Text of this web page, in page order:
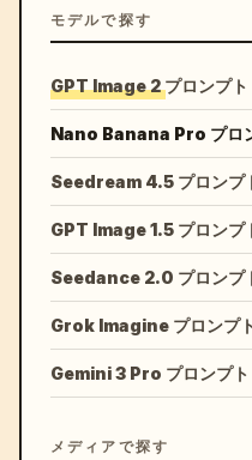
モデルで探す
GPT Image 2 プロンプト
Nano Banana Pro プロ
Seedream 4.5 プロンプ
GPT Image 1.5 プロンプ
Seedance 2.0 プロンプ
Grok Imagine プロンプト
Gemini 3 Pro プロンプト
メディアで探す